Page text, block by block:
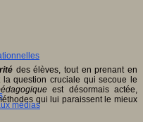
médias
des élèves, tout en prenant en
question cruciale qui secoue le
est désormais actée,
qui lui paraissent le mieux